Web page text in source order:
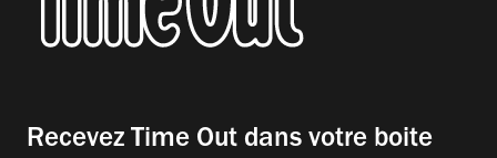
Recevez Time Out dans votre boite